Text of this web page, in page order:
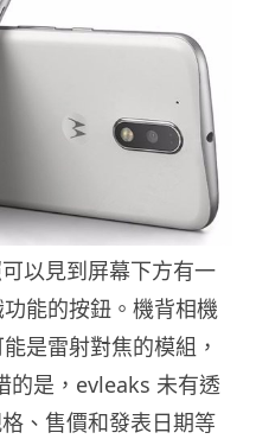
以見到屏幕下方有一
能的按鈕。機背相機
是雷射對焦的模組，
的是，evleaks 未有透
、售價和發表日期等